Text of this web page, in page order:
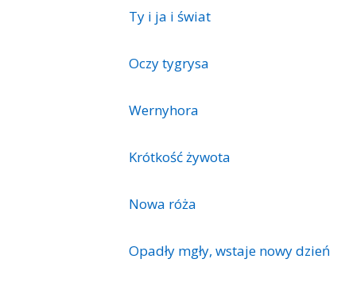
Ty i ja i świat
Oczy tygrysa
Wernyhora
Krótkość żywota
Nowa róża
Opadły mgły, wstaje nowy dzień